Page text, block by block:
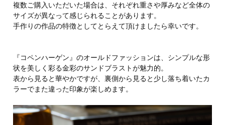
複数ご購入いただいた場合は、それぞれ重さや厚みなど全体の
サイズが異なって感じられることがあります。
手作りの作品の特徴としてとらえて頂けましたら幸いです。
『コペンハーゲン』のオールドファッションは、シンプルな形
状を美しく彩る金彩のサンドブラストが魅力的。
表から見ると華やかですが、裏側から見ると少し落ち着いたカ
ラーでまた違った印象が楽しめます。